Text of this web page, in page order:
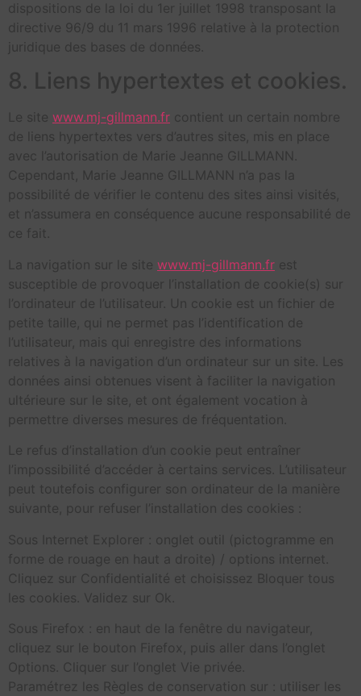
dispositions de la loi du 1er juillet 1998 transposant la
directive 96/9 du 11 mars 1996 relative à la protection
juridique des bases de données.
8. Liens hypertextes et cookies.
Le site www.mj-gillmann.fr contient un certain nombre
de liens hypertextes vers d’autres sites, mis en place
avec l’autorisation de Marie Jeanne GILLMANN.
Cependant, Marie Jeanne GILLMANN n’a pas la
possibilité de vérifier le contenu des sites ainsi visités,
et n’assumera en conséquence aucune responsabilité de
ce fait.
La navigation sur le site www.mj-gillmann.fr est
susceptible de provoquer l’installation de cookie(s) sur
l’ordinateur de l’utilisateur. Un cookie est un fichier de
petite taille, qui ne permet pas l’identification de
l’utilisateur, mais qui enregistre des informations
relatives à la navigation d’un ordinateur sur un site. Les
données ainsi obtenues visent à faciliter la navigation
ultérieure sur le site, et ont également vocation à
permettre diverses mesures de fréquentation.
Le refus d’installation d’un cookie peut entraîner
l’impossibilité d’accéder à certains services. L’utilisateur
peut toutefois configurer son ordinateur de la manière
suivante, pour refuser l’installation des cookies :
Sous Internet Explorer : onglet outil (pictogramme en
forme de rouage en haut a droite) / options internet.
Cliquez sur Confidentialité et choisissez Bloquer tous
les cookies. Validez sur Ok.
Sous Firefox : en haut de la fenêtre du navigateur,
cliquez sur le bouton Firefox, puis aller dans l’onglet
Options. Cliquer sur l’onglet Vie privée.
Paramétrez les Règles de conservation sur : utiliser les